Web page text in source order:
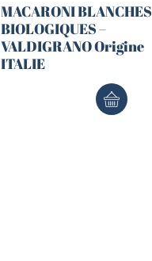
MACARONI BLANCHES
BIOLOGIQUES –
VALDIGRANO Origine
ITALIE